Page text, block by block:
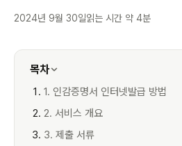
2024년 9월 30일읽는 시간 약 4분
목차
1. 인감증명서 인터넷발급 방법
2. 서비스 개요
3. 제출 서류